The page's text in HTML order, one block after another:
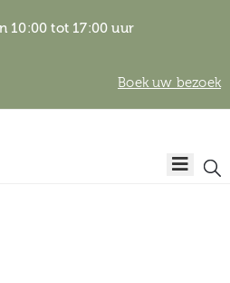
10:00 tot 17:00 uur
Boek uw bezoek